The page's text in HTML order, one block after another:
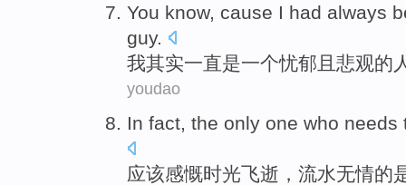
You know, cause I had always
guy.
我其实一直是一个忧郁 且 悲观的
youdao
In fact, the only one who needs
应该感慨时光飞逝，流水无情的